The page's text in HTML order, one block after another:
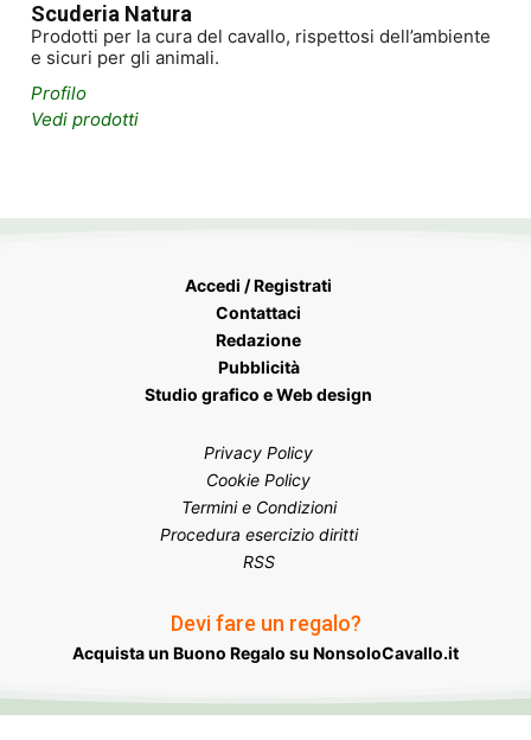
Scuderia Natura
Prodotti per la cura del cavallo, rispettosi dell’ambiente
e sicuri per gli animali.
Profilo
Vedi prodotti
Accedi / Registrati
Contattaci
Redazione
Pubblicità
Studio grafico e Web design
Privacy Policy
Cookie Policy
Termini e Condizioni
Procedura esercizio diritti
RSS
Devi fare un regalo?
Acquista un Buono Regalo su NonsoloCavallo.it